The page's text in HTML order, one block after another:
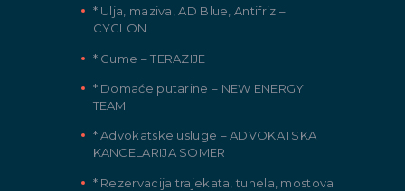
* Ulja, maziva, AD Blue, Antifriz –
CYCLON
* Gume – TERAZIJE
* Domaće putarine – NEW ENERGY
TEAM
* Advokatske usluge – ADVOKATSKA
KANCELARIJA SOMER
* Rezervacija trajekata, tunela, mostova